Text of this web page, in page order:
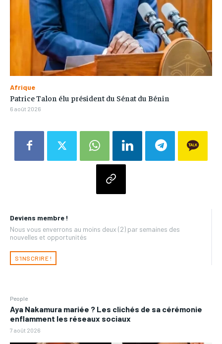
Deviens membre !
Nous vous enverrons au moins deux (2) par semaines des
nouvelles et opportunités
S'INSCRIRE !
People
Aya Nakamura mariée ? Les clichés de sa cérémonie
enflamment les réseaux sociaux
7 août 2026
Afrique
Patrice Talon élu président du Sénat du Bénin
6 août 2026